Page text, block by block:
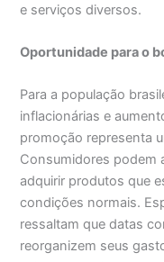
e serviços diversos.
Oportunidade para o
Para a população
inflacionárias e
promoção representa
Consumidores podem
adquirir produtos que
condições normais.
ressaltam que datas
reorganizem seus